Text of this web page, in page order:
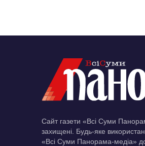
Сайт газети «Всі Суми
захищені. Будь-яке
«Всі Суми Панорама-медіа»